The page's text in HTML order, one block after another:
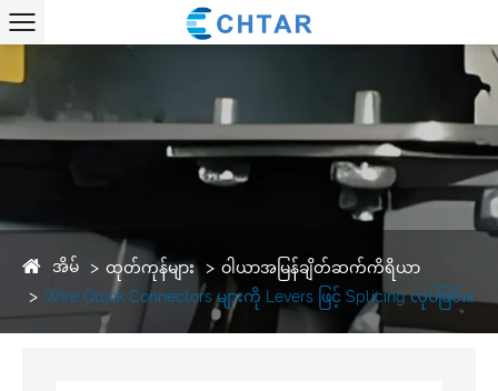
အိမ် ထုတ်ကုန်များ
ဝါယာအမြန်ချိတ်ဆက်ကိရိယာ
Wire Quick Connectors များကို Levers ဖြင့် Splicing လုပ်ခြင်း။